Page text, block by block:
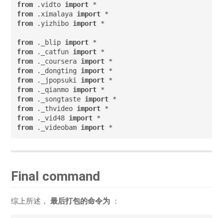
from .vidto import
from .ximalaya import
from .yizhibo import *
from ._blip import
from ._catfun import
from ._coursera import
from ._dongting import
from ._jpopsuki import
from ._qianmo import
from ._songtaste import
from ._thvideo import
from ._vid48 import
from ._videobam import *
Final command
综上所述， 最后打包的命令为 ：